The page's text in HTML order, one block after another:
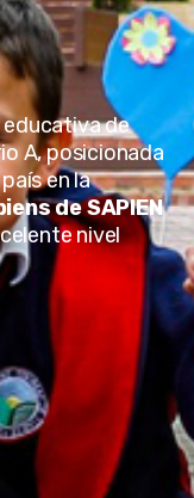
de
A, posicionada
en la
de SAPIEN
nivel